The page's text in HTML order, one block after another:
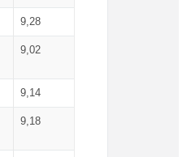
9,28
9,02
9,14
9,18